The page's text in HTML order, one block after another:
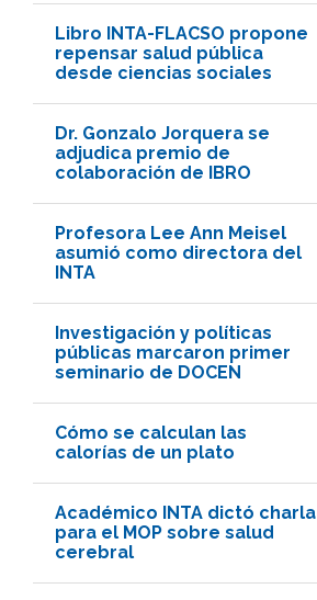
Libro INTA-FLACSO propone
repensar salud pública
desde ciencias sociales
Dr. Gonzalo Jorquera se
adjudica premio de
colaboración de IBRO
Profesora Lee Ann Meisel
asumió como directora del
INTA
Investigación y políticas
públicas marcaron primer
seminario de DOCEN
Cómo se calculan las
calorías de un plato
Académico INTA dictó charla
para el MOP sobre salud
cerebral